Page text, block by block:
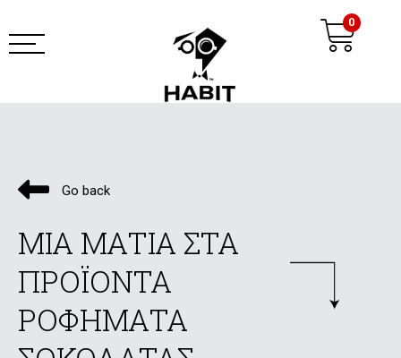
στο
περιεχόμενο
0
Go back
ΜΙΑ ΜΑΤΙΑ ΣΤΑ
ΠΡΟΪΟΝΤΑ
ΡΟΦΗΜΑΤΑ